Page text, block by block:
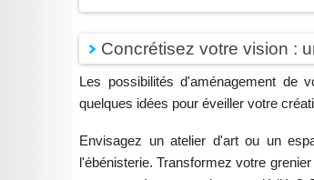
Concrétisez votre vision :
Les possibilités d'aménagement de
quelques idées pour éveiller votre
Envisagez un atelier d'art ou un
l'ébénisterie. Transformez votre